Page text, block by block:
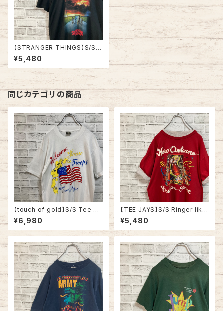
【STRANGER THINGS】S/S T
ee M 海外ドラマ Tシャツ スト
レンジャーシングス NETFLIX
USA規格 アメリカ 古着
¥5,480
同じカテゴリの商品
【touch of gold】S/S Tee XL
90s Made in USA vintage
“Welcome home ” messag
e Tee 米軍兵士帰還歓迎 Tシ
ジ 星条旗 シングルステッチ アメ
リカ USA 古着
¥6,980
【TEE JAYS】S/S Ringer like
Tee XL 90s Made in USA
“Bourbon Street”vintage リ
ンガーライク レイヤード Tシャ
トリート JAZZ 楽器 アルコール
ヴィンテージ シングルステッチ
アメリカ USA レトロ 古着
¥5,480